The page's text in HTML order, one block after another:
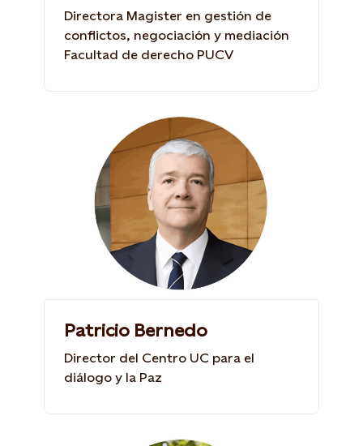
Directora Magister en gestión de
conflictos, negociación y mediación
Facultad de derecho PUCV
Patricio Bernedo
Director del Centro UC para el
diálogo y la Paz